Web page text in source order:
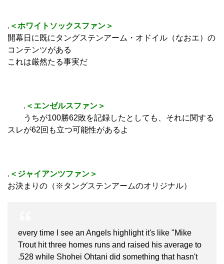
. ＜ホワイトソックスファン＞
開幕日に既にタングステンアーム・オドイル（なおエ）の
コンテンツがある
これは厳然たる事実だ
. ＜エンゼルスファン＞
うちが100勝62敗を記録したとしても、それに関する
スレが62回も立つ可能性があるよ
. ＜ジャイアンツファン＞
お決まりの（※タングステンアームのオリジナル）
every time I see an Angels highlight it's like "Mike
Trout hit three homes runs and raised his average to
.528 while Shohei Ohtani did something that hasn't